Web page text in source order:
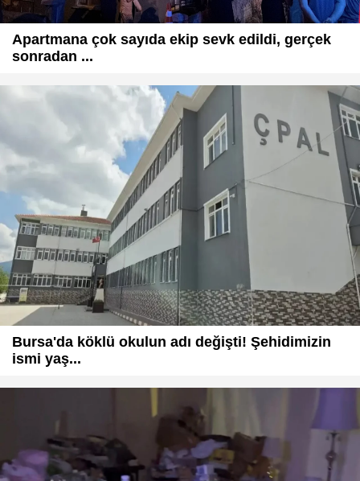
Apartmana çok sayıda ekip sevk edildi, gerçek
sonradan ...
Bursa'da köklü okulun adı değişti! Şehidimizin
ismi yaş...